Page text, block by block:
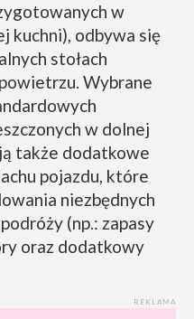
w
kuchni), odbywa się
stołach
Wybrane
w dolnej
także dodatkowe
pojazdu, które
niezbędnych
(np.: zapasy
oraz dodatkowy
REKLAMA